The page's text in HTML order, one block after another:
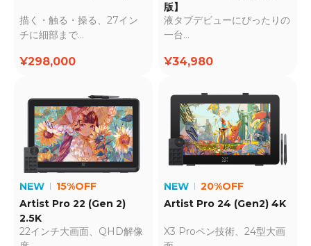
描く・触る・操る、27イン
チに細部まで
Touch搭載
¥298,000
版】
液タブデビューにぴったりの
一台
載
¥34,980
NEW
15%OFF
Artist Pro 22 (Gen 2)
2.5K
22インチ大画面、QHD解像
NEW
20%OFF
Artist Pro 24 (Gen2) 4K
X3 Proペン技術、24型大画